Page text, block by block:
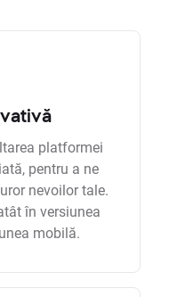
platformei
pentru a ne
nevoilor tale.
în versiunea
mobilă.